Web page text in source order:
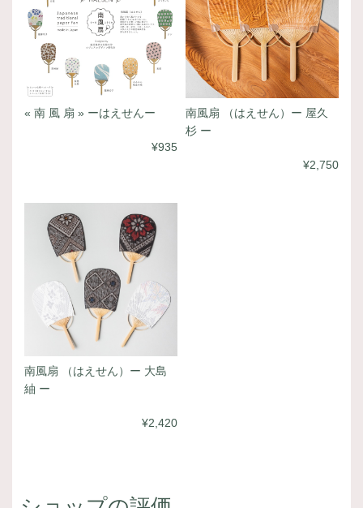
« 南 風 扇 » ーはえせんー
¥935
南風扇 （はえせん）ー 屋久
杉 ー
¥2,750
南風扇 （はえせん）ー 大島
紬 ー
¥2,420